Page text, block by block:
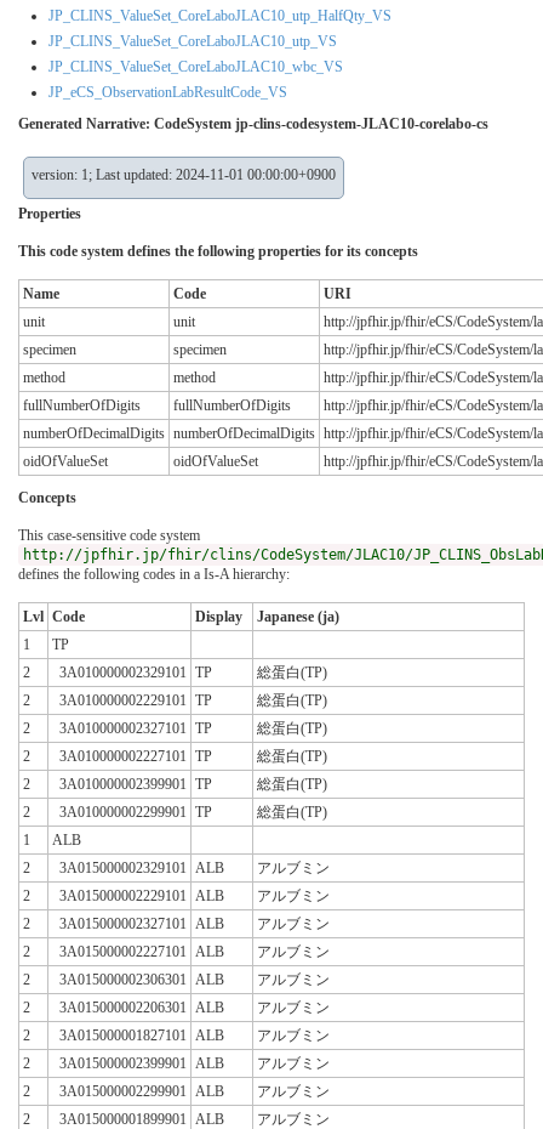
JP_CLINS_ValueSet_CoreLaboJLAC10_utp_HalfQty_VS
JP_CLINS_ValueSet_CoreLaboJLAC10_utp_VS
JP_CLINS_ValueSet_CoreLaboJLAC10_wbc_VS
JP_eCS_ObservationLabResultCode_VS
Generated Narrative: CodeSystem jp-clins-codesystem-JLAC10-corelabo-cs
version: 1; Last updated: 2024-11-01 00:00:00+0900
Properties
This code system defines the following properties for its concepts
Name Code
URI
unit
unit
http://jpfhir.jp/fhir/eCS/CodeSystem/
specimen
specimen
http://jpfhir.jp/fhir/eCS/CodeSystem/
method
method
http://jpfhir.jp/fhir/eCS/CodeSystem/
fullNumberOfDigits
fullNumberOfDigits
http://jpfhir.jp/fhir/eCS/CodeSystem/
numberOfDecimalDigits numberOfDecimalDigits http://jpfhir.jp/fhir/eCS/CodeSystem/
oidOfValueSet
oidOfValueSet http://jpfhir.jp/fhir/eCS/CodeSystem/
Concepts
This case-sensitive code system
http://jpfhir.jp/fhir/clins/CodeSystem/JLAC10/
defines the following codes in a Is-A hierarchy:
Lvl Code Display
Japanese (ja)
1
TP
2
3A010000002329101 TP
総蛋白(TP)
2
3A010000002229101 TP
総蛋白(TP)
2
3A010000002327101 TP
総蛋白(TP)
2
3A010000002227101 TP
総蛋白(TP)
2
3A010000002399901 TP
総蛋白(TP)
2
3A010000002299901 TP
総蛋白(TP)
1
ALB
2
3A015000002329101 ALB
アルブミン
2
3A015000002229101 ALB
アルブミン
2
3A015000002327101 ALB
アルブミン
2
3A015000002227101 ALB
アルブミン
2
3A015000002306301 ALB
アルブミン
2
3A015000002206301 ALB
アルブミン
2
3A015000001827101 ALB
アルブミン
2
3A015000002399901 ALB
アルブミン
2
3A015000002299901 ALB
アルブミン
2
3A015000001899901 ALB
アルブミン